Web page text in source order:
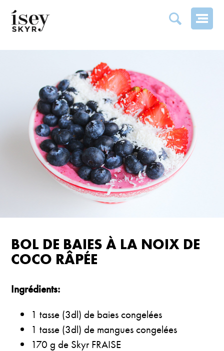
BOL DE BAIES À LA NOIX DE COCO RÂPÉE
BOL DE BAIES À LA NOIX DE
COCO RÂPÉE
Ingrédients:
1 tasse (3dl) de baies congelées
1 tasse (3dl) de mangues congelées
170 g de Skyr FRAISE